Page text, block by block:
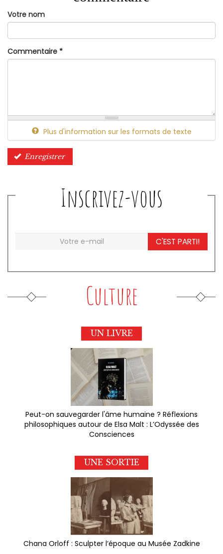
Votre nom
Commentaire *
Plus d'information sur les formats de texte
Enregistrer
Inscrivez-vous
C'EST PARTI!
Culture
UN LIVRE
Peut-on sauvegarder l'âme humaine ? Réflexions
philosophiques autour de Elsa Malt : L’Odyssée des
Consciences
UNE SORTIE
Chana Orloff : Sculpter l’époque au Musée Zadkine